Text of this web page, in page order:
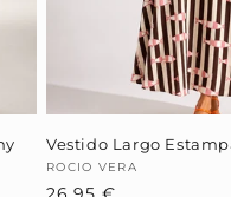
Vestido Largo
Proveedor:
ROCIO VERA